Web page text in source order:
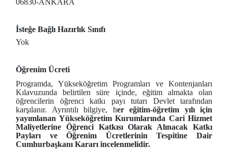
06830-ANKARA
İsteğe Bağlı Hazırlık Sınıfı
Yok
Öğrenim Ücreti
Programda, Yükseköğretim Programları ve Kontenjanları
Kılavuzunda belirtilen süre içinde, eğitim almakta olan
öğrencilerin öğrenci katkı payı tutarı Devlet tarafından
karşılanır. Ayrıntılı bilgiye, her eğitim-öğretim yılı için
yayımlanan Yükseköğretim Kurumlarında Cari Hizmet
Maliyetlerine Öğrenci Katkısı Olarak Alınacak Katkı
Payları ve Öğrenim Ücretlerinin Tespitine Dair
Cumhurbaşkanı Kararı incelenmelidir.